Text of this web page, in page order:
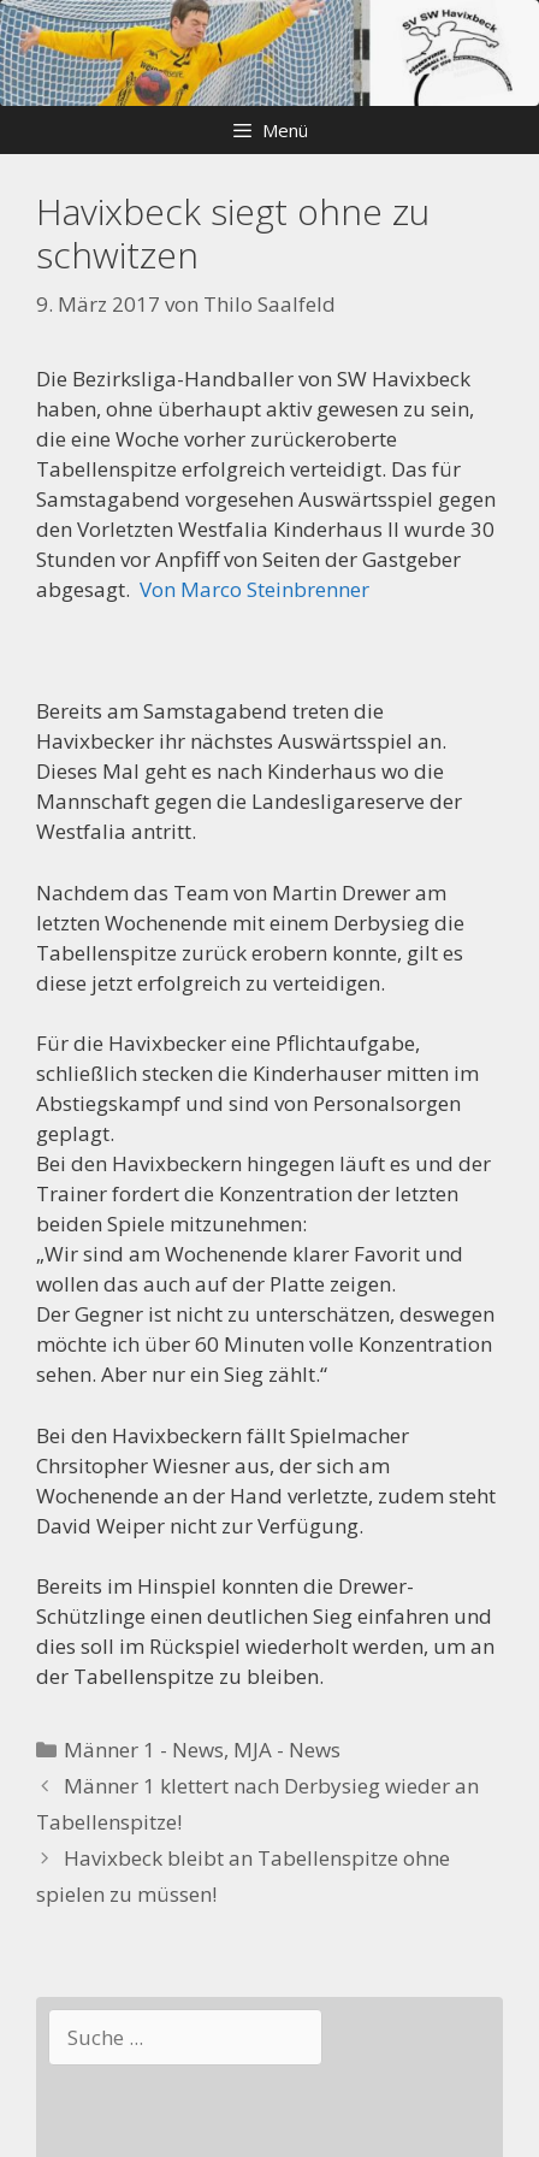
Zum
Inhalt
springen
Skip
to
content
Menü
Havixbeck siegt ohne zu
schwitzen
9. März 2017 von Thilo Saalfeld
Die Bezirksliga-Handballer von SW Havixbeck
haben, ohne überhaupt aktiv gewesen zu sein,
die eine Woche vorher zurückeroberte
Tabellenspitze erfolgreich verteidigt. Das für
Samstagabend vorgesehen Auswärtsspiel gegen
den Vorletzten Westfalia Kinderhaus II wurde 30
Stunden vor Anpfiff von Seiten der Gastgeber
abgesagt. Von Marco Steinbrenner
Bereits am Samstagabend treten die
Havixbecker ihr nächstes Auswärtsspiel an.
Dieses Mal geht es nach Kinderhaus wo die
Mannschaft gegen die Landesligareserve der
Westfalia antritt.
Nachdem das Team von Martin Drewer am
letzten Wochenende mit einem Derbysieg die
Tabellenspitze zurück erobern konnte, gilt es
diese jetzt erfolgreich zu verteidigen.
Für die Havixbecker eine Pflichtaufgabe,
schließlich stecken die Kinderhauser mitten im
Abstiegskampf und sind von Personalsorgen
geplagt.
Bei den Havixbeckern hingegen läuft es und der
Trainer fordert die Konzentration der letzten
beiden Spiele mitzunehmen:
„Wir sind am Wochenende klarer Favorit und
wollen das auch auf der Platte zeigen.
Der Gegner ist nicht zu unterschätzen, deswegen
möchte ich über 60 Minuten volle Konzentration
sehen. Aber nur ein Sieg zählt.“
Bei den Havixbeckern fällt Spielmacher
Chrsitopher Wiesner aus, der sich am
Wochenende an der Hand verletzte, zudem steht
David Weiper nicht zur Verfügung.
Bereits im Hinspiel konnten die Drewer-
Schützlinge einen deutlichen Sieg einfahren und
dies soll im Rückspiel wiederholt werden, um an
der Tabellenspitze zu bleiben.
Kategorien
Männer 1 - News, MJA - News
Männer 1 klettert nach Derbysieg wieder an
Tabellenspitze!
Havixbeck bleibt an Tabellenspitze ohne
spielen zu müssen!